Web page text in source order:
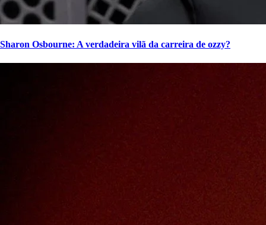
Sharon Osbourne: A verdadeira vilã da carreira de ozzy?